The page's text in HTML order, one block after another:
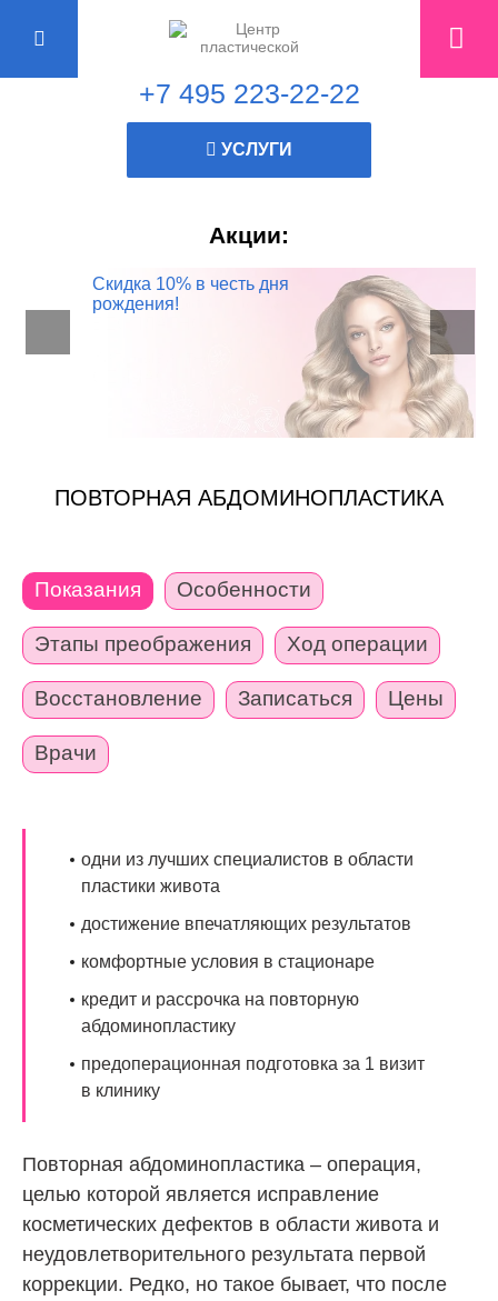
+7 495 223-22-22
УСЛУГИ
Акции:
Консультация
пластического хирурга
Скидка 10% в честь дня
рождения!
ПОВТОРНАЯ АБДОМИНОПЛАСТИКА
Показания Особенности
Этапы преображения Ход операции
Восстановление Записаться Цены
Врачи
одни из лучших специалистов в области
пластики живота
достижение впечатляющих результатов
комфортные условия в стационаре
кредит и рассрочка на повторную
абдоминопластику
предоперационная подготовка за 1 визит
в клинику
Повторная абдоминопластика – операция,
целью которой является исправление
косметических дефектов в области живота и
неудовлетворительного результата первой
коррекции. Редко, но такое бывает, что после